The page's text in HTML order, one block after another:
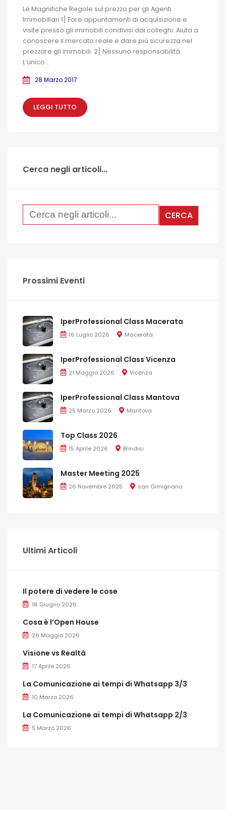
Le Magnifiche Regole sul prezzo per gli Agenti
Immobiliari 1] Fare appuntamenti di acquisizione e
visite presso gli immobili condivisi dai colleghi. Aiuta a
conoscere il mercato reale e dare più sicurezza nel
prezzare gli immobili. 2] Nessuna responsabilità.
L’unico...
28 Marzo 2017
LEGGI TUTTO
Cerca negli articoli…
Prossimi Eventi
IperProfessional Class Macerata
16 Luglio 2026 Macerata
IperProfessional Class Vicenza
21 Maggio 2026 Vicenza
IperProfessional Class Mantova
25 Marzo 2026 Mantova
Top Class 2026
15 Aprile 2026 Brindisi
Master Meeting 2025
26 Novembre 2025 san Gimignano
Ultimi Articoli
Il potere di vedere le cose
16 Giugno 2026
Cosa è l’Open House
26 Maggio 2026
Visione vs Realtà
17 Aprile 2026
La Comunicazione ai tempi di Whatsapp 3/3
10 Marzo 2026
La Comunicazione ai tempi di Whatsapp 2/3
5 Marzo 2026